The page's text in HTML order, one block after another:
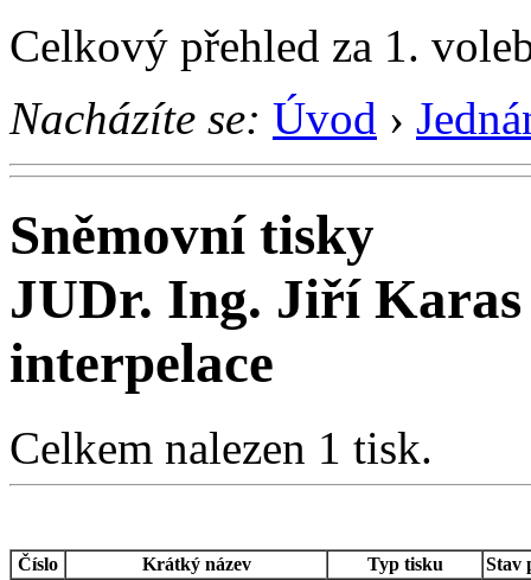
Celkový přehled za 1.
Nacházíte se: Úvod ›
Sněmovní tisky
JUDr. Ing. Jiří Karas
interpelace
Celkem nalezen 1 tisk.
Číslo Krátký název Typ tisku
Stav